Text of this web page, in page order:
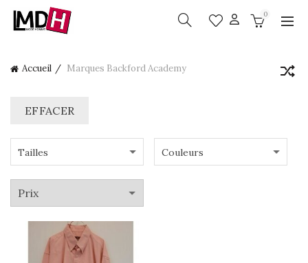
0
Accueil Marques Backford Academy
EFFACER
Tailles Couleurs